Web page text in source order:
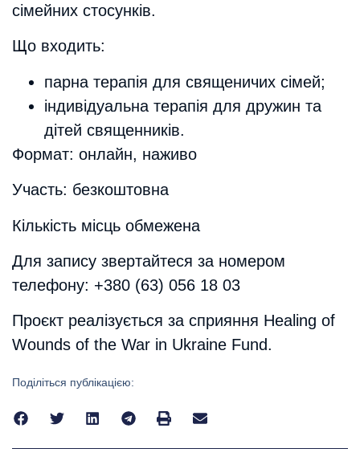
сімейних стосунків.
Що входить:
парна терапія для священичих сімей;
індивідуальна терапія для дружин та
дітей священників.
Формат: онлайн, наживо
Участь: безкоштовна
Кількість місць обмежена
Для запису звертайтеся за номером
телефону: +380 (63) 056 18 03
Проєкт реалізується за сприяння Healing of
Wounds of the War in Ukraine Fund.
Поділіться публікацією: